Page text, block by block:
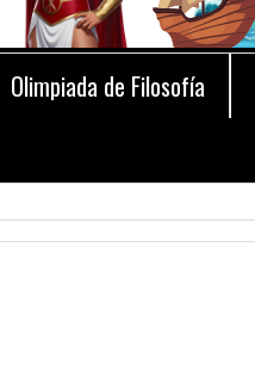
Olimpiada de Filosofía